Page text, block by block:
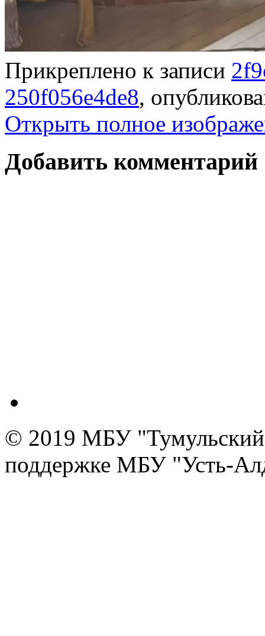
Прикреплено к записи
250f056e4de8,
Открыть полное
Добавить комментарий
© 2019 МБУ "Тумульский
поддержке МБУ "Усть-